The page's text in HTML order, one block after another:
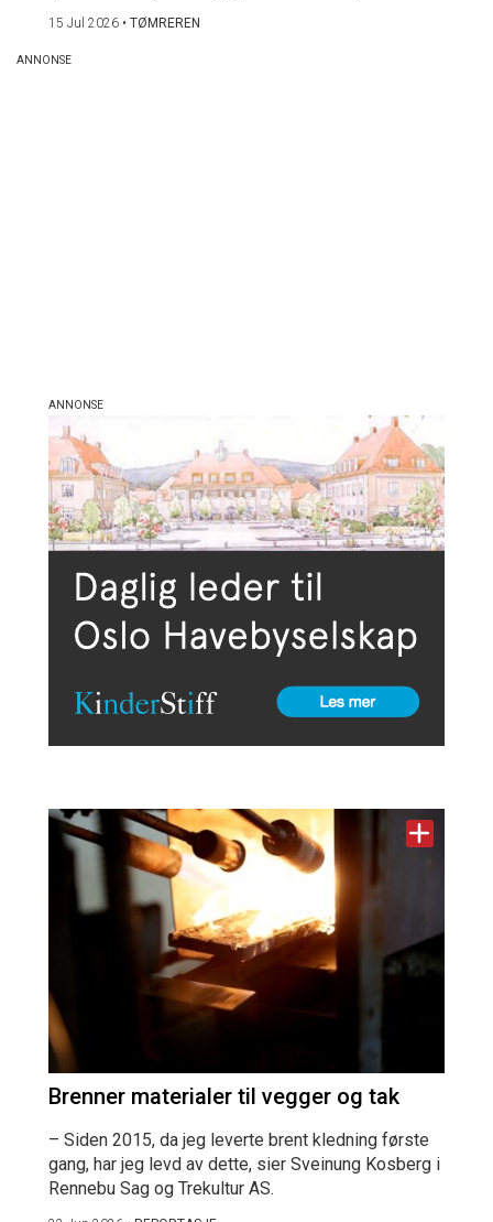
15 Jul 2026 • TØMREREN
Brenner materialer til vegger og tak
– Siden 2015, da jeg leverte brent kledning første
gang, har jeg levd av dette, sier Sveinung Kosberg i
Rennebu Sag og Trekultur AS.